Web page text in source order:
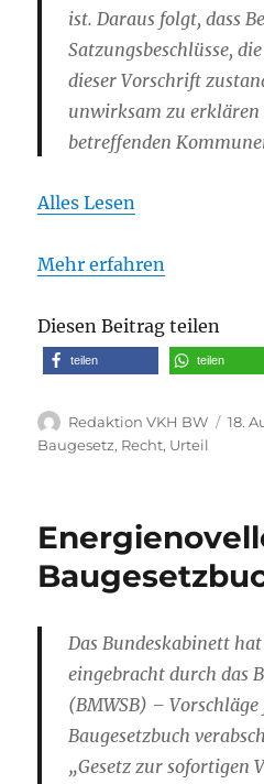
ist. Daraus folgt, dass
Satzungsbeschlüsse,
dieser Vorschrift
unwirksam zu erklären
betreffenden
Alles Lesen
Mehr erfahren
Diesen Beitrag teilen
teilen teilen
Autor
Redaktion VKH BW 18.
Baugesetz, Recht, Urteil
Das Bundeskabinett
eingebracht durch das
(BMWSB) –
Baugesetzbuch
„Gesetz zur sofortigen